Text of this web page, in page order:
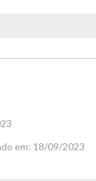
em: 18/09/2023